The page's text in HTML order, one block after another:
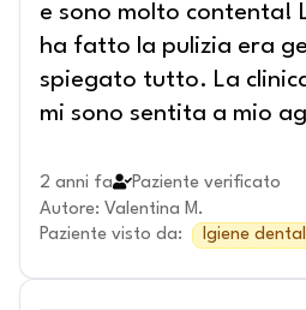
e sono molto contenta!
ha fatto la pulizia era
spiegato tutto. La
mi sono sentita a mio
2 anni fa
Paziente verificato
Autore: Valentina M.
Paziente visto da: Igiene